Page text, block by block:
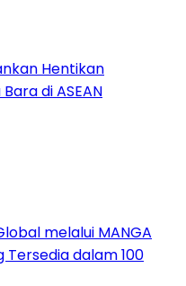
Hentikan
di ASEAN
melalui MANGA
Tersedia dalam 100